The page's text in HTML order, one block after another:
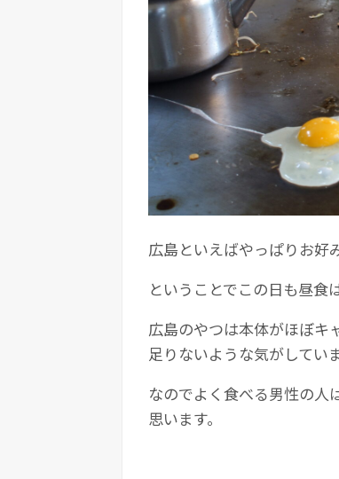
広島といえばやっぱりお好
ということでこの日も昼食
広島のやつは本体がほぼキ
足りないような気がしてい
なのでよく食べる男性の人
思います。